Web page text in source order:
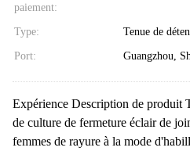
paiement:
Type: Tenue de
Port: Guangzhou,
Expérience Description de produit
de culture de fermeture éclair de
femmes de rayure à la mode